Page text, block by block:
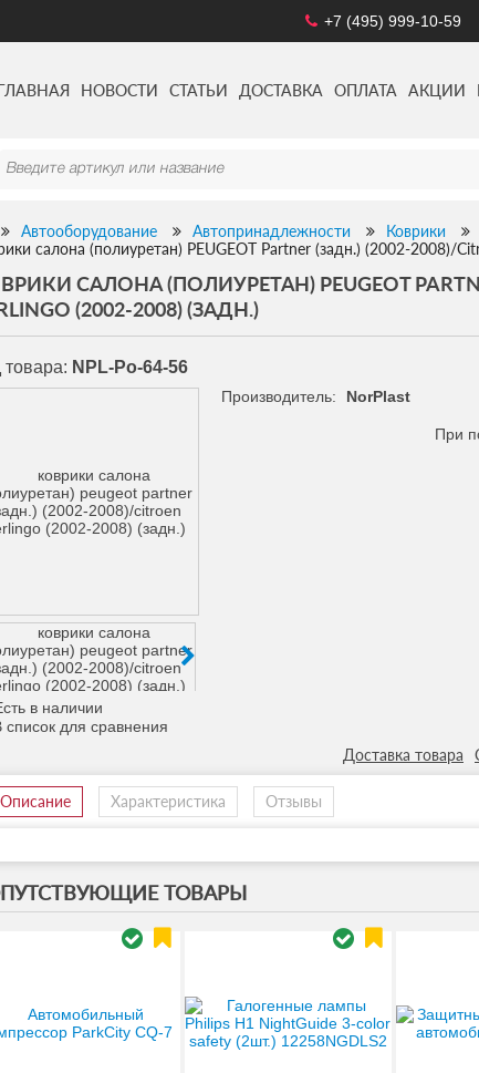
+7 (495) 999-10-59
НОВОСТИ СТАТЬИ ДОСТАВКА ОПЛАТА АКЦИИ
Автооборудование Автопринадлежности
Коврики
салона (полиуретан) PEUGEOT Partner (задн.) (2002-2008)/
САЛОНА (ПОЛИУРЕТАН) PEUGEOT
(2002-2008) (ЗАДН.)
товара: NPL-Po-64-56
в наличии
При
Производитель: NorPlast
Доставка товара
Описание Характеристика Отзывы
ТОВАРЫ